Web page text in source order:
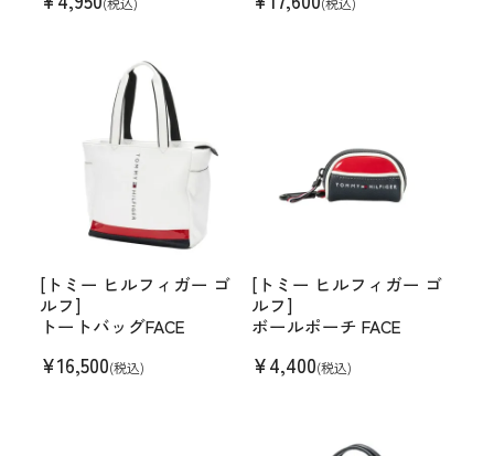
[トミー ヒルフィガー ゴ
ルフ]
トートバッグFACE
¥16,500(税込)
[トミー ヒルフィガー ゴ
ルフ]
ボールポーチ FACE
¥4,400(税込)